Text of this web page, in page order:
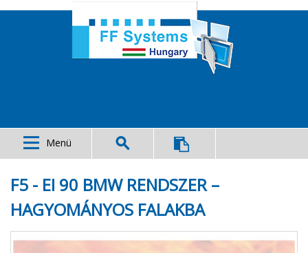
Menü
F5 - EI 90 BMW RENDSZER –
HAGYOMÁNYOS FALAKBA